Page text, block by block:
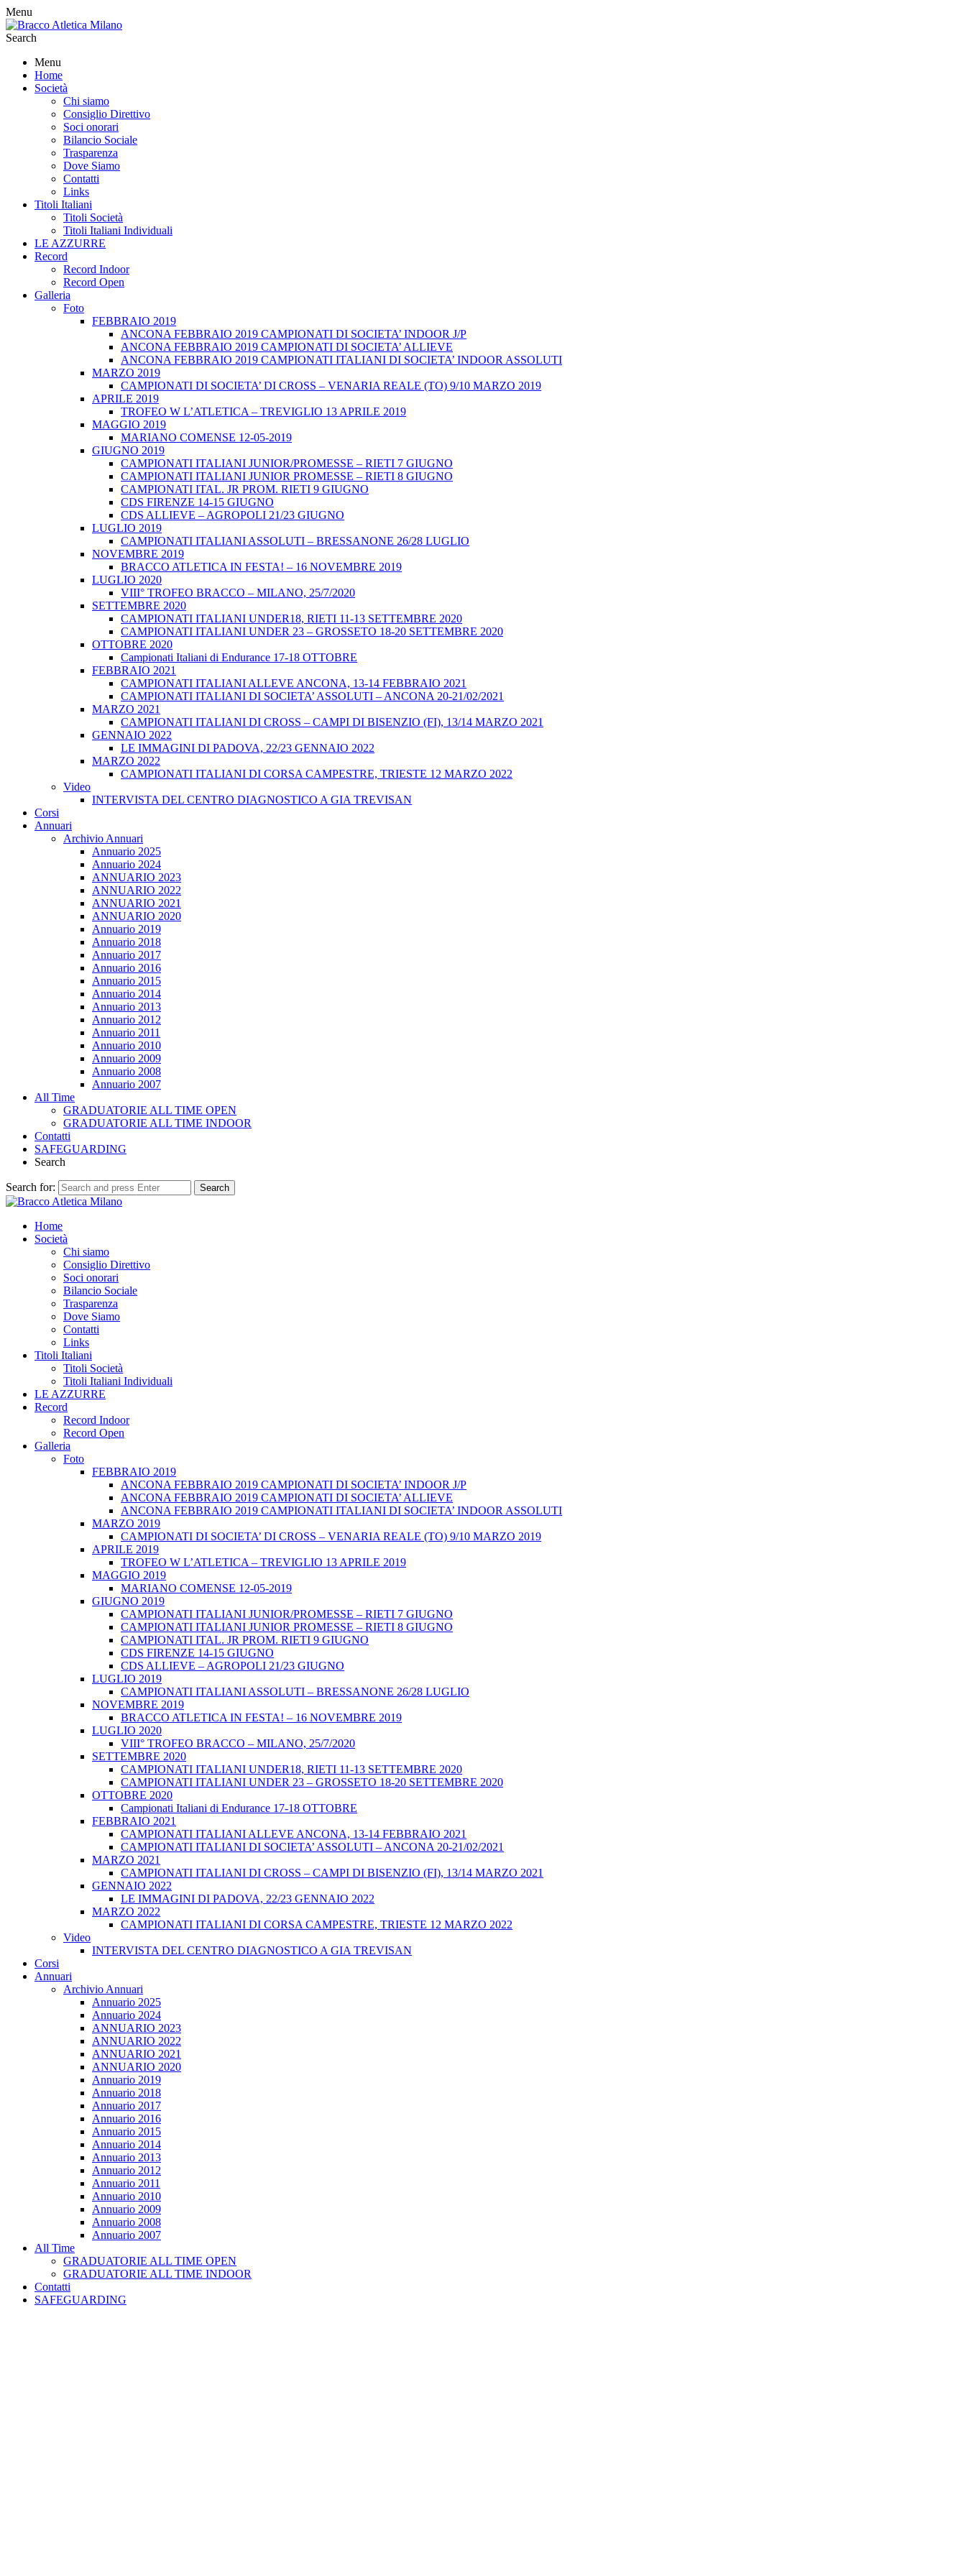
Menu
Search
Menu
Home
Società
Chi siamo
Consiglio Direttivo
Soci onorari
Bilancio Sociale
Trasparenza
Dove Siamo
Contatti
Links
Titoli Italiani
Titoli Società
Titoli Italiani Individuali
LE AZZURRE
Record
Record Indoor
Record Open
Galleria
Foto
FEBBRAIO 2019
ANCONA FEBBRAIO 2019 CAMPIONATI DI SOCIETA’ INDOOR J/P
ANCONA FEBBRAIO 2019 CAMPIONATI DI SOCIETA’ ALLIEVE
ANCONA FEBBRAIO 2019 CAMPIONATI ITALIANI DI SOCIETA’ INDOOR ASSOLUTI
MARZO 2019
CAMPIONATI DI SOCIETA’ DI CROSS – VENARIA REALE (TO) 9/10 MARZO 2019
APRILE 2019
TROFEO W L’ATLETICA – TREVIGLIO 13 APRILE 2019
MAGGIO 2019
MARIANO COMENSE 12-05-2019
GIUGNO 2019
CAMPIONATI ITALIANI JUNIOR/PROMESSE – RIETI 7 GIUGNO
CAMPIONATI ITALIANI JUNIOR PROMESSE – RIETI 8 GIUGNO
CAMPIONATI ITAL. JR PROM. RIETI 9 GIUGNO
CDS FIRENZE 14-15 GIUGNO
CDS ALLIEVE – AGROPOLI 21/23 GIUGNO
LUGLIO 2019
CAMPIONATI ITALIANI ASSOLUTI – BRESSANONE 26/28 LUGLIO
NOVEMBRE 2019
BRACCO ATLETICA IN FESTA! – 16 NOVEMBRE 2019
LUGLIO 2020
VIII° TROFEO BRACCO – MILANO, 25/7/2020
SETTEMBRE 2020
CAMPIONATI ITALIANI UNDER18, RIETI 11-13 SETTEMBRE 2020
CAMPIONATI ITALIANI UNDER 23 – GROSSETO 18-20 SETTEMBRE 2020
OTTOBRE 2020
Campionati Italiani di Endurance 17-18 OTTOBRE
FEBBRAIO 2021
CAMPIONATI ITALIANI ALLEVE ANCONA, 13-14 FEBBRAIO 2021
CAMPIONATI ITALIANI DI SOCIETA’ ASSOLUTI – ANCONA 20-21/02/2021
MARZO 2021
CAMPIONATI ITALIANI DI CROSS – CAMPI DI BISENZIO (FI), 13/14 MARZO 2021
GENNAIO 2022
LE IMMAGINI DI PADOVA, 22/23 GENNAIO 2022
MARZO 2022
CAMPIONATI ITALIANI DI CORSA CAMPESTRE, TRIESTE 12 MARZO 2022
Video
INTERVISTA DEL CENTRO DIAGNOSTICO A GIA TREVISAN
Corsi
Annuari
Archivio Annuari
Annuario 2025
Annuario 2024
ANNUARIO 2023
ANNUARIO 2022
ANNUARIO 2021
ANNUARIO 2020
Annuario 2019
Annuario 2018
Annuario 2017
Annuario 2016
Annuario 2015
Annuario 2014
Annuario 2013
Annuario 2012
Annuario 2011
Annuario 2010
Annuario 2009
Annuario 2008
Annuario 2007
All Time
GRADUATORIE ALL TIME OPEN
GRADUATORIE ALL TIME INDOOR
Contatti
SAFEGUARDING
Search
Search for: Search
Home
Società
Chi siamo
Consiglio Direttivo
Soci onorari
Bilancio Sociale
Trasparenza
Dove Siamo
Contatti
Links
Titoli Italiani
Titoli Società
Titoli Italiani Individuali
LE AZZURRE
Record
Record Indoor
Record Open
Galleria
Foto
FEBBRAIO 2019
ANCONA FEBBRAIO 2019 CAMPIONATI DI SOCIETA’ INDOOR J/P
ANCONA FEBBRAIO 2019 CAMPIONATI DI SOCIETA’ ALLIEVE
ANCONA FEBBRAIO 2019 CAMPIONATI ITALIANI DI SOCIETA’ INDOOR ASSOLUTI
MARZO 2019
CAMPIONATI DI SOCIETA’ DI CROSS – VENARIA REALE (TO) 9/10 MARZO 2019
APRILE 2019
TROFEO W L’ATLETICA – TREVIGLIO 13 APRILE 2019
MAGGIO 2019
MARIANO COMENSE 12-05-2019
GIUGNO 2019
CAMPIONATI ITALIANI JUNIOR/PROMESSE – RIETI 7 GIUGNO
CAMPIONATI ITALIANI JUNIOR PROMESSE – RIETI 8 GIUGNO
CAMPIONATI ITAL. JR PROM. RIETI 9 GIUGNO
CDS FIRENZE 14-15 GIUGNO
CDS ALLIEVE – AGROPOLI 21/23 GIUGNO
LUGLIO 2019
CAMPIONATI ITALIANI ASSOLUTI – BRESSANONE 26/28 LUGLIO
NOVEMBRE 2019
BRACCO ATLETICA IN FESTA! – 16 NOVEMBRE 2019
LUGLIO 2020
VIII° TROFEO BRACCO – MILANO, 25/7/2020
SETTEMBRE 2020
CAMPIONATI ITALIANI UNDER18, RIETI 11-13 SETTEMBRE 2020
CAMPIONATI ITALIANI UNDER 23 – GROSSETO 18-20 SETTEMBRE 2020
OTTOBRE 2020
Campionati Italiani di Endurance 17-18 OTTOBRE
FEBBRAIO 2021
CAMPIONATI ITALIANI ALLEVE ANCONA, 13-14 FEBBRAIO 2021
CAMPIONATI ITALIANI DI SOCIETA’ ASSOLUTI – ANCONA 20-21/02/2021
MARZO 2021
CAMPIONATI ITALIANI DI CROSS – CAMPI DI BISENZIO (FI), 13/14 MARZO 2021
GENNAIO 2022
LE IMMAGINI DI PADOVA, 22/23 GENNAIO 2022
MARZO 2022
CAMPIONATI ITALIANI DI CORSA CAMPESTRE, TRIESTE 12 MARZO 2022
Video
INTERVISTA DEL CENTRO DIAGNOSTICO A GIA TREVISAN
Corsi
Annuari
Archivio Annuari
Annuario 2025
Annuario 2024
ANNUARIO 2023
ANNUARIO 2022
ANNUARIO 2021
ANNUARIO 2020
Annuario 2019
Annuario 2018
Annuario 2017
Annuario 2016
Annuario 2015
Annuario 2014
Annuario 2013
Annuario 2012
Annuario 2011
Annuario 2010
Annuario 2009
Annuario 2008
Annuario 2007
All Time
GRADUATORIE ALL TIME OPEN
GRADUATORIE ALL TIME INDOOR
Contatti
SAFEGUARDING